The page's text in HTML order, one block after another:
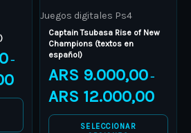
–
Juegos digitales Ps4
Captain Tsubasa Rise of New
Champions (textos en
español)
ARS 9.000,00 –
ARS 12.000,00
SELECCIONAR
multiple
variants.
The
options
may